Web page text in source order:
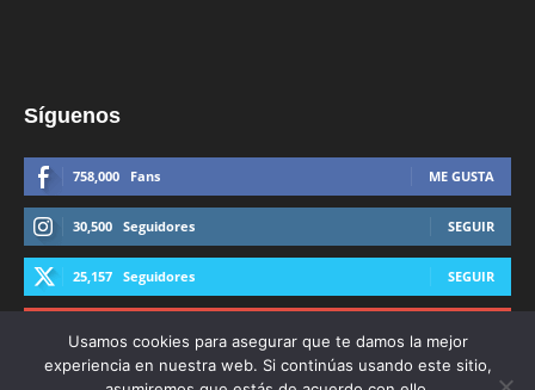
Síguenos
758,000 Fans ME GUSTA
30,500 Seguidores SEGUIR
25,157 Seguidores SEGUIR
Usamos cookies para asegurar que te damos la mejor
experiencia en nuestra web. Si continúas usando este sitio,